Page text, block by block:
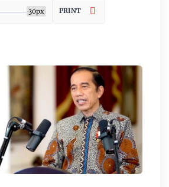
30px PRINT